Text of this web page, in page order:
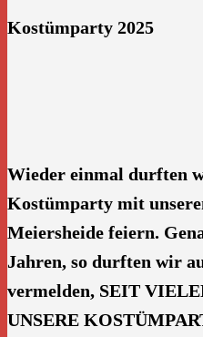
Kostümparty 2025
Wieder einmal durften
Kostümparty mit
Meiersheide feiern.
Jahren, so durften wir
vermelden, SEIT
UNSERE